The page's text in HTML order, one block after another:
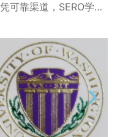
在线办理SERO学院文凭可靠渠道，SERO学院毕业证电子图